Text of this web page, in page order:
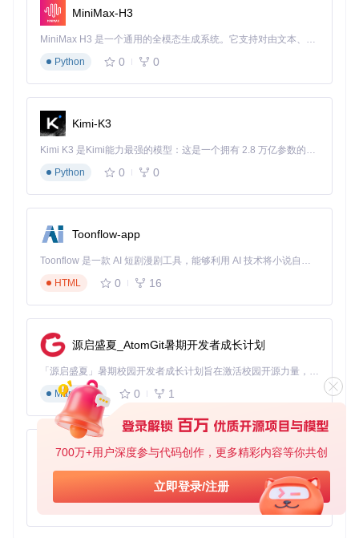
700万+用户深度参与代码创作，更多精彩内容等你共创
立即登录/注册
核心数据：基于2000+创作者实践，使用gumroad的项目
🔍 技术解析：开源电商系统的架构智慧
🔧 核心技术栈选型
后端框架：Ruby on Rails 7.x
数据存储：PostgreSQL+MongoDB
🧩 问题-解决方案对应关系
高并发支付处理
→ 采用Sidekiq异步任务队列，峰值处理能力达1000 TPS
多类型商品管理
实时销售分析
→ Elasticsearch+Kibana构建实时数据可视化引擎
🎯 技术选型决策树
├─ 核心框架选择
│  ├─ 快速开发 → Ruby on Rails
│  └─ 性能优化 → 添加Redis缓存层
├─ 前端技术栈
│  ├─ 交互复杂页面 → React组件
│  └─ 静态展示页面 → ERB模板
└─ 部署策略
   ├─ 小流量 → 单服务器Docker部署
📚 使用指南：三步上手开源销售平台
MiniMax-H3
MiniMax H3 是一个通用的全模态生成系统。它支持对由文本、图像、视频和音频组成的多模态上下文进行统一理解，并能生成分辨率高达 2K、时长可达 15 秒的带原生立体声音频的视频。得益于面向任务泛化的系统设计，H3 在预训练阶段就已具备广泛的多模态上下文理解与生成能力，能够出色地执行复杂的多模态指令。
Python
0 0
Kimi-K3
Kimi K3 是Kimi能力最强的模型：这是一个拥有 2.8 万亿参数的混合专家（MoE）模型，具备原生视觉理解能力，并支持 100 万 token 的上下文窗口。
Python
0 0
Toonflow-app
Toonflow 是一款 AI 短剧漫剧工具，能够利用 AI 技术将小说自动转化为剧本，并结合 AI 生成的图片和视频，实现高效的短剧创作。借助 Toonflow，可以轻松完成从文字到影像的全流程，让短剧制作变得更加智能与便捷。
HTML
0 16
源启盛夏_AtomGit暑期开发者成长计划
「源启盛夏」暑期校园开发者成长计划旨在激活校园开源力量，通过积分激励、认证扶持、资源倾斜等形式，引导高校组织和开发者完成「入驻 — 建项目 — 做贡献 — 获认证 — 得资源」的完整闭环。无论你是想带领社团入驻平台的组织者，还是希望用代码贡献证明自己的开发者，都能在这里找到属于你的成长路径。
Markdown
0 1
AionUi
免费、本地、开源的 24/7 全天候 Cowork 应用，以及适用于 Gemini CLI、Claude Code、Codex、OpenCode、Qwen Code、Goose CLI、Auggie 等的 OpenClaw | 🌟 喜欢就点star吧
TypeScript
0 6